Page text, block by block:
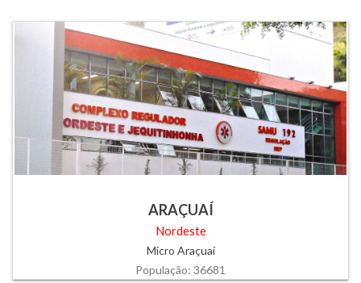
ARAÇUAÍ
Nordeste
Micro Araçuaí
População: 36681